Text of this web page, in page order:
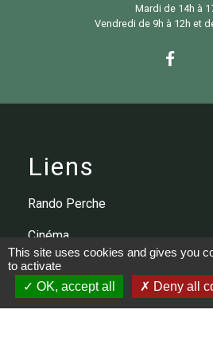
Mardi de 14h à
Vendredi de 9h à 12h et
Liens
Rando Perche
Cinéma
Médiathèque
Communauté de communes
This site uses cookies and gives you
to activate
OK, accept all
Deny all